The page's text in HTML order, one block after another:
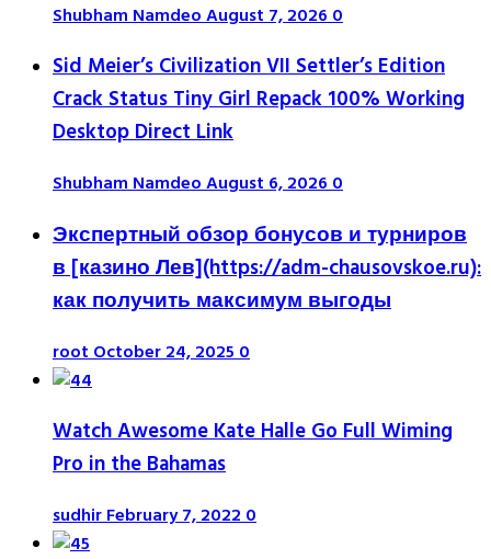
Shubham NamdeoAugust 7, 20260
Sid Meier’s Civilization VII Settler’s Edition
Crack Status Tiny Girl Repack 100% Working
Desktop Direct Link
Shubham NamdeoAugust 6, 20260
Экспертный обзор бонусов и турниров
в [казино Лев](https://adm-chausovskoe.ru):
как получить максимум выгоды
rootOctober 24, 20250
Watch Awesome Kate Halle Go Full Wiming
Pro in the Bahamas
sudhirFebruary 7, 20220